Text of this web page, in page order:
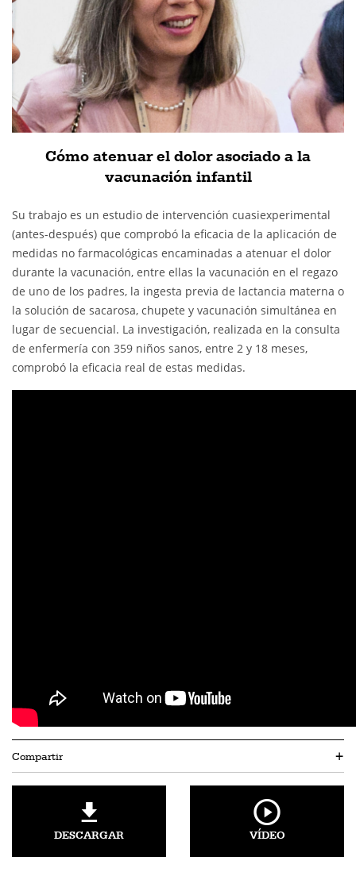
Cómo atenuar el dolor asociado a la
vacunación infantil
Su trabajo es un estudio de intervención cuasiexperimental
(antes-después) que comprobó la eficacia de la aplicación de
medidas no farmacológicas encaminadas a atenuar el dolor
durante la vacunación, entre ellas la vacunación en el regazo
de uno de los padres, la ingesta previa de lactancia materna o
la solución de sacarosa, chupete y vacunación simultánea en
lugar de secuencial. La investigación, realizada en la consulta
de enfermería con 359 niños sanos, entre 2 y 18 meses,
comprobó la eficacia real de estas medidas.
Compartir +
DESCARGAR VÍDEO